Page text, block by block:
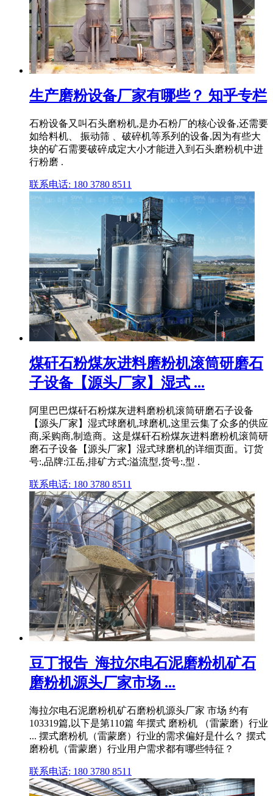
生产磨粉设备厂家有哪些？ 知乎专栏
石粉设备又叫石头磨粉机,是办石粉厂的核心设备,还需要
如给料机、 振动筛 、破碎机等系列的设备,因为有些大
块的矿石需要破碎成定大小才能进入到石头磨粉机中进
行粉磨 .
联系电话: 180 3780 8511
煤矸石粉煤灰进料磨粉机滚筒研磨石
子设备【源头厂家】湿式 ...
阿里巴巴煤矸石粉煤灰进料磨粉机滚筒研磨石子设备
【源头厂家】湿式球磨机,球磨机,这里云集了众多的供应
商,采购商,制造商。这是煤矸石粉煤灰进料磨粉机滚筒研
磨石子设备【源头厂家】湿式球磨机的详细页面。订货
号:,品牌:江岳,排矿方式:溢流型,货号:,型 .
联系电话: 180 3780 8511
豆丁报告_海拉尔电石泥磨粉机矿石
磨粉机源头厂家市场 ...
海拉尔电石泥磨粉机矿石磨粉机源头厂家 市场 约有
103319篇,以下是第110篇 年摆式 磨粉机 （雷蒙磨）行业
... 摆式磨粉机（雷蒙磨）行业的需求偏好是什么？ 摆式
磨粉机（雷蒙磨）行业用户需求都有哪些特征？
联系电话: 180 3780 8511